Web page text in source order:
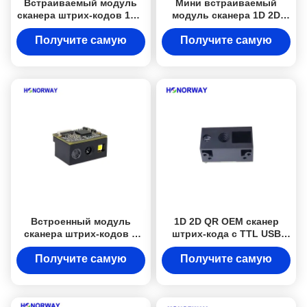
Встраиваемый модуль
сканера штрих-кодов 1MP
с глобальным затвором,
считыватель
Получите самую
Мини встраиваемый
модуль сканера 1D 2D
QR-кодов OEM с высокой
точностью для ПЛК
Получите самую
Встроенный модуль
сканера штрих-кодов с
фиксированной
установкой QR
Получите самую
1D 2D QR OEM сканер
штрих-кода с TTL USB
для розничных
супермаркетов
Получите самую